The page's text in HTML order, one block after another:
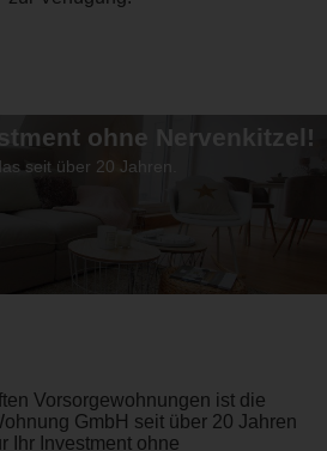
ohne Nervenkitzel!
seit über 20 Jahren.
Vorsorgewohnungen ist die
GmbH seit über 20 Jahren
Ihr Investment ohne